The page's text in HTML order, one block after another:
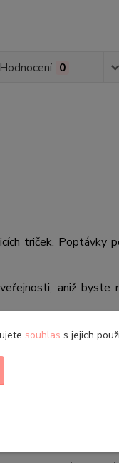
Hodnocení 0
triček.
aniž byste
Jsou krásné k
se látka
pokud se
souhlas s jejich